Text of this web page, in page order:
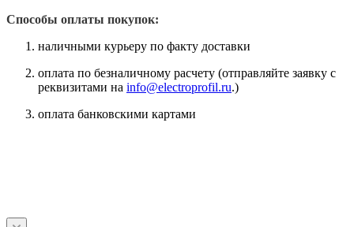
Способы оплаты покупок:
наличными курьеру по факту доставки
оплата по безналичному расчету (отправляйте заявку с
реквизитами на info@electroprofil.ru.)
оплата банковскими картами